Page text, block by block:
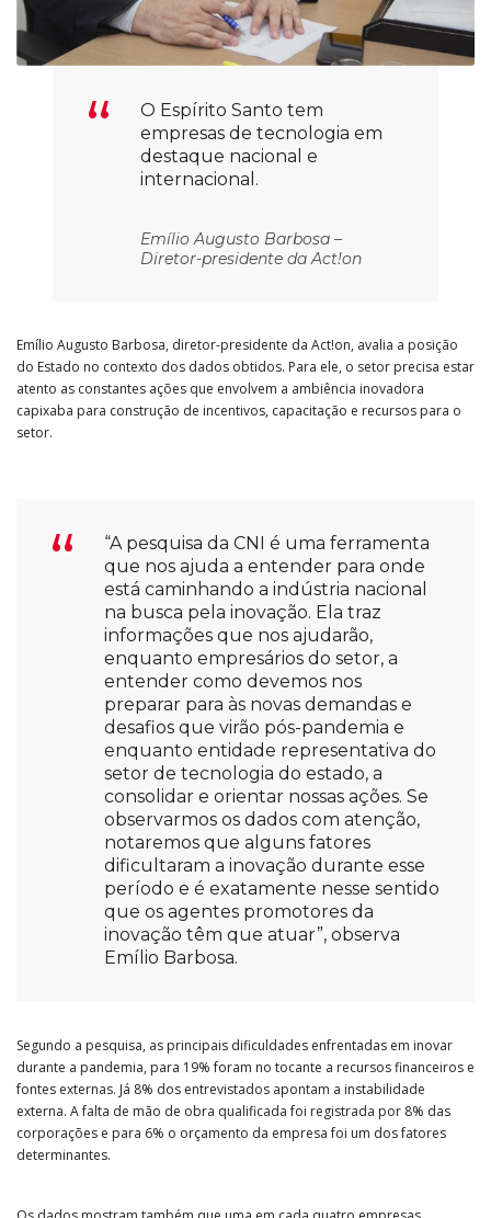
O Espírito Santo tem
empresas de tecnologia em
destaque nacional e
internacional.
Emílio Augusto Barbosa –
Diretor-presidente da Act!on
Emílio Augusto Barbosa, diretor-presidente da Act!on, avalia a posição
do Estado no contexto dos dados obtidos. Para ele, o setor precisa estar
atento as constantes ações que envolvem a ambiência inovadora
capixaba para construção de incentivos, capacitação e recursos para o
setor.
“A pesquisa da CNI é uma ferramenta
que nos ajuda a entender para onde
está caminhando a indústria nacional
na busca pela inovação. Ela traz
informações que nos ajudarão,
enquanto empresários do setor, a
entender como devemos nos
preparar para às novas demandas e
desafios que virão pós-pandemia e
enquanto entidade representativa do
setor de tecnologia do estado, a
consolidar e orientar nossas ações. Se
observarmos os dados com atenção,
notaremos que alguns fatores
dificultaram a inovação durante esse
período e é exatamente nesse sentido
que os agentes promotores da
inovação têm que atuar”, observa
Emílio Barbosa.
Segundo a pesquisa, as principais dificuldades enfrentadas em inovar
durante a pandemia, para 19% foram no tocante a recursos financeiros e
fontes externas. Já 8% dos entrevistados apontam a instabilidade
externa. A falta de mão de obra qualificada foi registrada por 8% das
corporações e para 6% o orçamento da empresa foi um dos fatores
determinantes.